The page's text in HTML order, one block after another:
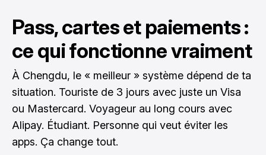
Pass, cartes et paiements :
ce qui fonctionne vraiment
À Chengdu, le « meilleur » système dépend de ta
situation. Touriste de 3 jours avec juste un Visa
ou Mastercard. Voyageur au long cours avec
Alipay. Étudiant. Personne qui veut éviter les
apps. Ça change tout.